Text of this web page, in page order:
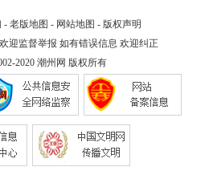
- 老版地图 - 网站地图 - 版权声明
迎监督举报 如有错误信息 欢迎纠正
2020 潮州网 版权所有